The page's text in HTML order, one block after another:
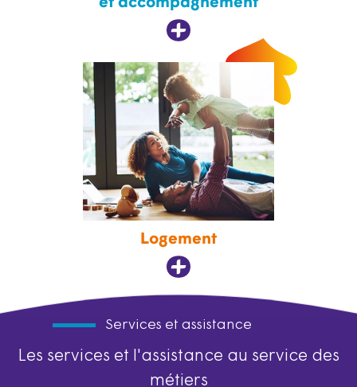
Logement
Services et assistance
Les services et l'assistance au service des
métiers